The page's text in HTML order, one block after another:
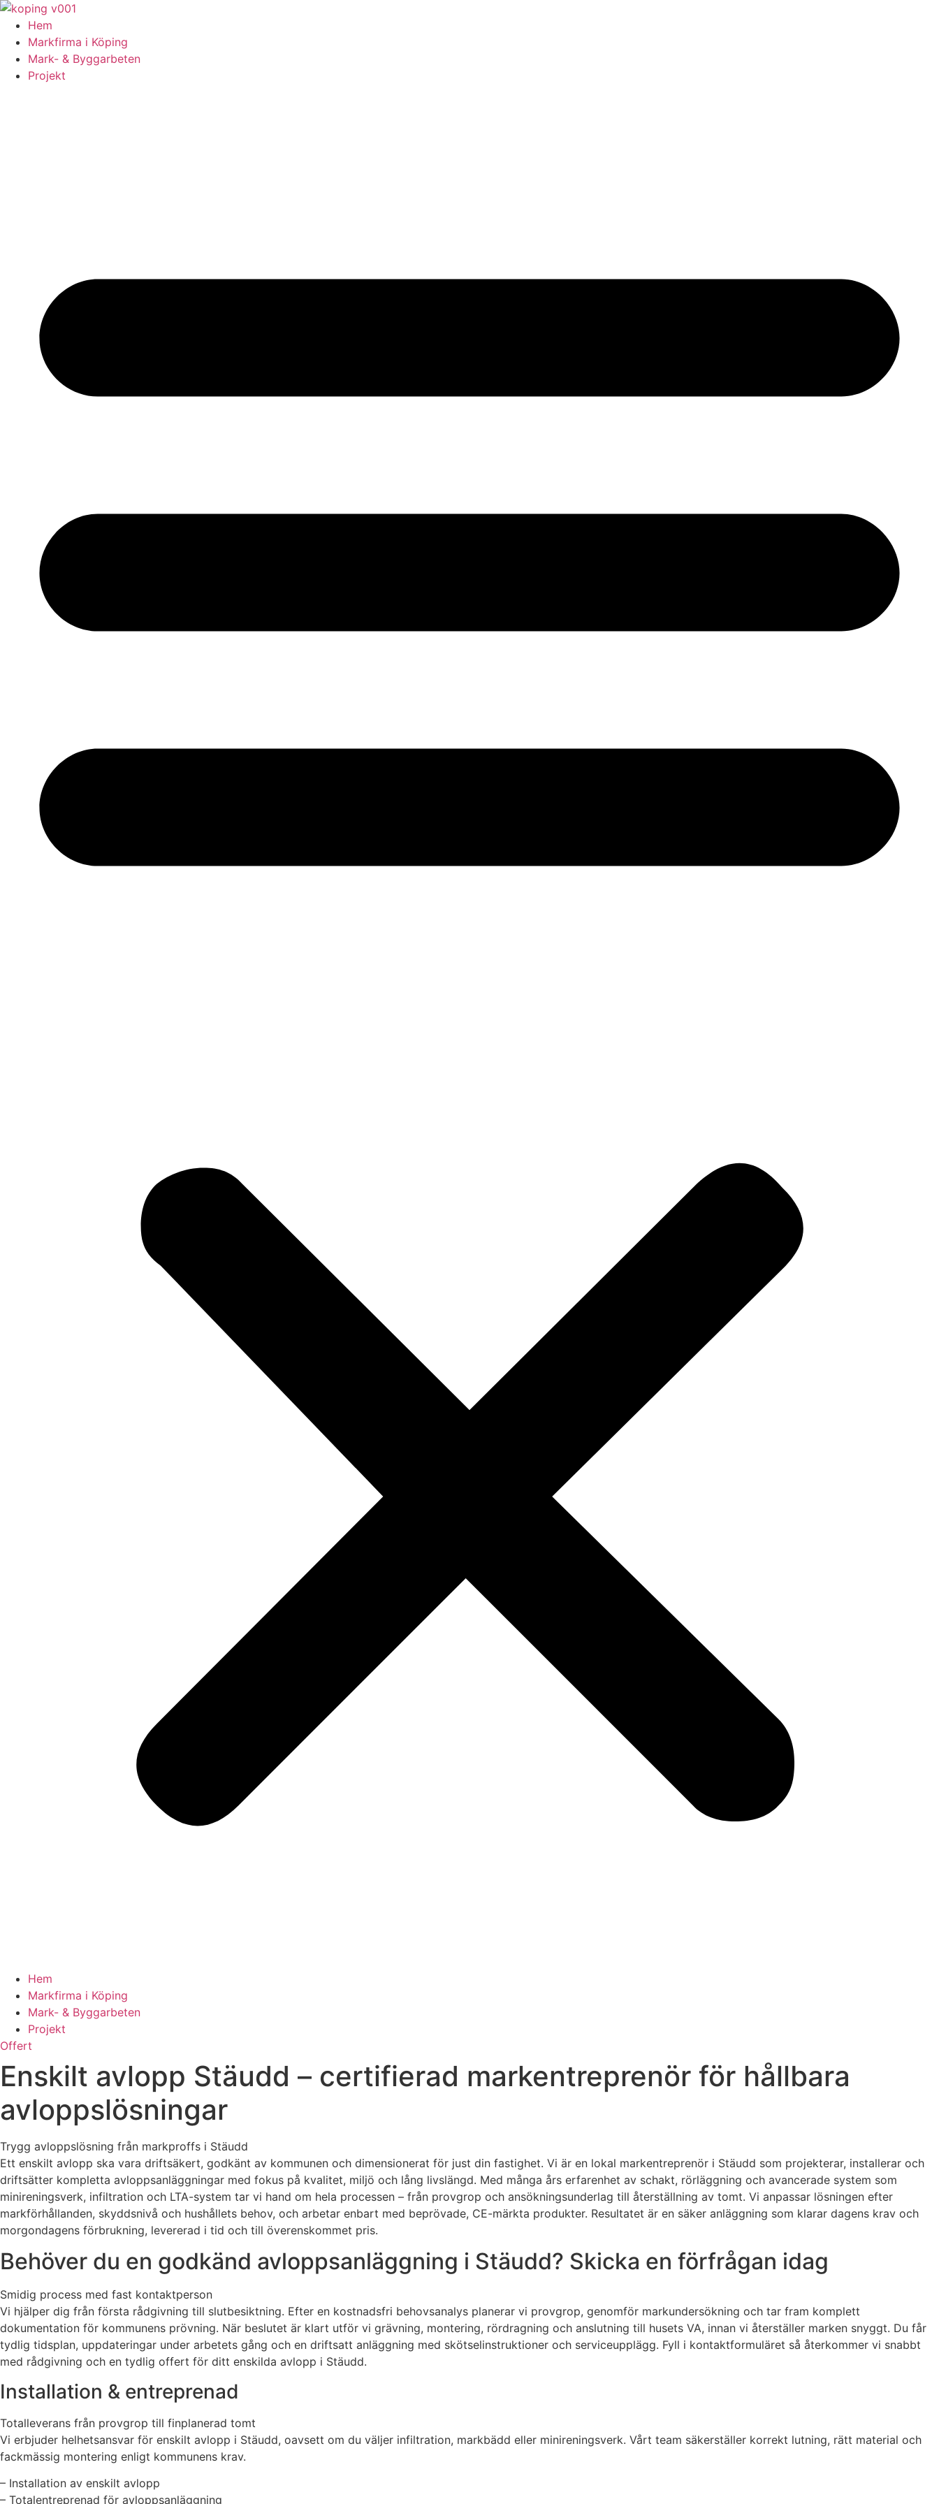
Skip
content
Hem
Markfirma i Köping
Mark- & Byggarbeten
Projekt
Hem
Markfirma i Köping
Mark- & Byggarbeten
Projekt
Offert
Enskilt avlopp Stäudd – certifierad markentreprenör för hållbara
avloppslösningar
Trygg avloppslösning från markproffs i Stäudd
Ett enskilt avlopp ska vara driftsäkert, godkänt av kommunen och dimensionerat för just din fastighet. Vi är en lokal markentreprenör i Stäudd som projekterar, installerar och
driftsätter kompletta avloppsanläggningar med fokus på kvalitet, miljö och lång livslängd. Med många års erfarenhet av schakt, rörläggning och avancerade system som
minireningsverk, infiltration och LTA-system tar vi hand om hela processen – från provgrop och ansökningsunderlag till återställning av tomt. Vi anpassar lösningen efter
markförhållanden, skyddsnivå och hushållets behov, och arbetar enbart med beprövade, CE-märkta produkter. Resultatet är en säker anläggning som klarar dagens krav och
morgondagens förbrukning, levererad i tid och till överenskommet pris.
Behöver du en godkänd avloppsanläggning i Stäudd? Skicka en förfrågan idag
Smidig process med fast kontaktperson
Vi hjälper dig från första rådgivning till slutbesiktning. Efter en kostnadsfri behovsanalys planerar vi provgrop, genomför markundersökning och tar fram komplett
dokumentation för kommunens prövning. När beslutet är klart utför vi grävning, montering, rördragning och anslutning till husets VA, innan vi återställer marken snyggt. Du får
tydlig tidsplan, uppdateringar under arbetets gång och en driftsatt anläggning med skötselinstruktioner och serviceupplägg. Fyll i kontaktformuläret så återkommer vi snabbt
med rådgivning och en tydlig offert för ditt enskilda avlopp i Stäudd.
Installation & entreprenad
Totalleverans från provgrop till finplanerad tomt
Vi erbjuder helhetsansvar för enskilt avlopp i Stäudd, oavsett om du väljer infiltration, markbädd eller minireningsverk. Vårt team säkerställer korrekt lutning, rätt material och
fackmässig montering enligt kommunens krav.
– Installation av enskilt avlopp
– Totalentreprenad för avloppsanläggning